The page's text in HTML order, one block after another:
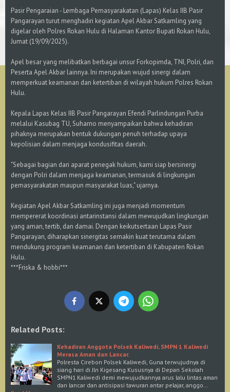
Pasir Pengaraian - Lembaga Pemasyarakatan (Lapas) Kelas IIB Pasir
Pangarayan turut menghadiri kegiatan Apel Akbar Satkamling yang
digelar oleh Polres Rokan Hulu di Halaman Kantor Bupati Rokan Hulu,
Jumat (19/09/2025).
Apel besar yang melibatkan berbagai unsur Forkopimda, TNI, Polri, dan
Peserta Apel Akbar lainnya. Ini merupakan wujud sinergi dalam
memperkuat keamanan dan ketertiban di wilayah hukum Polres Rokan
Hulu.
Kepala Lapas Kelas IIB Pasir Pangarayan Efendi Parlindungan Purba
melalui Kasubag TU, Suharno menyampaikan bahwa kehadiran
pihaknya merupakan bentuk dukungan penuh terhadap upaya
kepolisian dalam menjaga kondusifitas daerah.
"Sebagai bagian dari aparat penegak hukum, kami siap bersinergi
dengan Polri dalam menjaga keamanan, termasuk di lingkungan
pemasyarakatan maupun masyarakat luas," ujarnya.
Kegiatan Apel Akbar Satkamling ini juga menjadi momentum
mempererat koordinasi antarinstansi dalam mewujudkan lingkungan
yang aman, tertib, dan damai. Dengan keikutsertaan Lapas Pasir
Pangarayan, diharapkan sinergitas semakin kuat terutama dalam
mendukung program keamanan dan ketertiban di Kabupaten Rokan
Hulu.
***Friska & hobbi***
Related Posts:
Kehadiran Anggota Polsek Kaliwedi, SMPN 1 Kaliwedi
Merasa Aman dan Lancar.
Polresta Cirebon Polsek Kaliwedi, Guna terwujudnya di
siang hari di Jln Kigesang Kususnya di Depan Sekolah
SMPN1 Kaliwedi demi mewujudkannya arus lalu lintas aman
dan lancar dan antisipasi tawuran antar pelajar, anggo…